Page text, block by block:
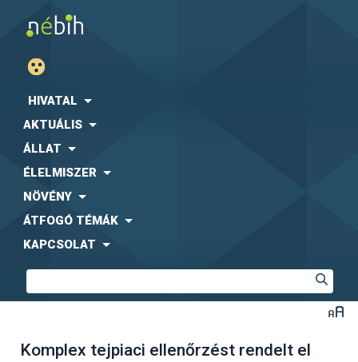
HIVATAL
AKTUÁLIS
ÁLLAT
ÉLELMISZER
NÖVÉNY
ÁTFOGÓ TÉMÁK
KAPCSOLAT
Komplex tejpiaci ellenőrzést rendelt el